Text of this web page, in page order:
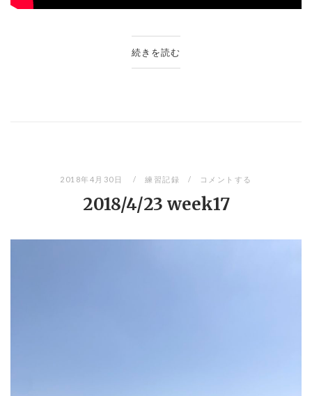
続きを読む
2018年4月30日 練習記録 コメントする
2018/4/23 week17